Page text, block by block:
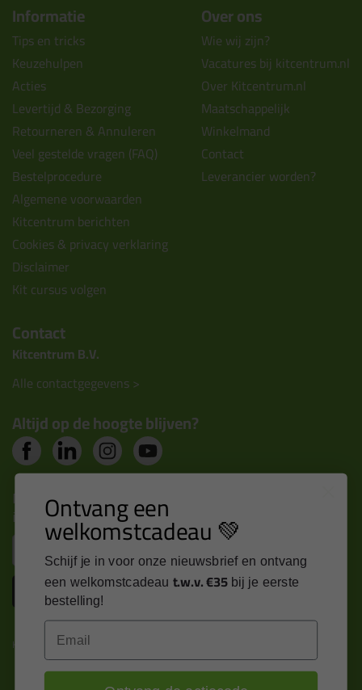
Informatie
Tips en tricks
Keuzehulpen
Acties
Levertijd & Bezorging
Retourneren & Annuleren
Veel gestelde vragen (FAQ)
Bestelprocedure
Algemene voorwaarden
Kitcentrum berichten
Cookies & privacy verklaring
Disclaimer
Kit cursus volgen
Over ons
Wie wij zijn?
Vacatures bij kitcentrum.nl
Over Kitcentrum.nl
Maatschappelijk
Winkelmand
Contact
Leverancier worden?
Contact
Kitcentrum B.V.
Alle contactgegevens >
Altijd op de hoogte blijven?
Nieuws, tips en exclusieve deals rechtstreeks in je
inbox
Inschrijven
Kitcentrum is trots op:
Ontvang een
welkomstcadeau 💚
Schijf je in voor onze nieuwsbrief en ontvang
een welkomstcadeau t.w.v. €35 bij je eerste
bestelling!
Email